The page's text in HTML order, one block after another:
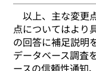
以上、主な変更
点についてはより
の回答に補足説明
データベース調査
ースの信頼性通知